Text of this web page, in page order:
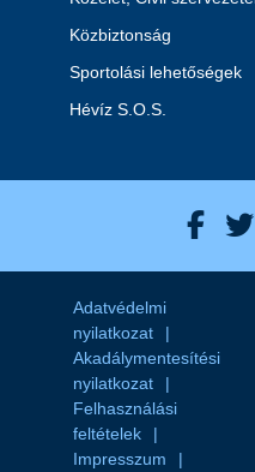
Közbiztonság
Sportolási lehetőségek
Hévíz S.O.S.
Adatvédelmi
nyilatkozat
Akadálymentesítési
nyilatkozat
Felhasználási
feltételek
Impresszum